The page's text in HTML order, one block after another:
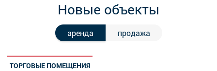
Новые объекты
аренда продажа
ТОРГОВЫЕ ПОМЕЩЕНИЯ